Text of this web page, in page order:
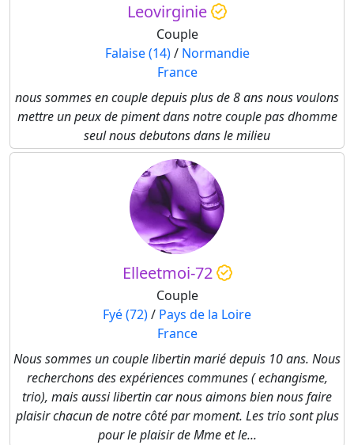
Leovirginie
Couple
Falaise (14)/ Normandie
France
nous sommes en couple depuis plus de 8 ans nous voulons
mettre un peux de piment dans notre couple pas dhomme
seul nous debutons dans le milieu
Elleetmoi-72
Couple
Fyé (72)/ Pays de la Loire
France
Nous sommes un couple libertin marié depuis 10 ans. Nous
recherchons des expériences communes ( echangisme,
trio), mais aussi libertin car nous aimons bien nous faire
plaisir chacun de notre côté par moment. Les trio sont plus
pour le plaisir de Mme et le...